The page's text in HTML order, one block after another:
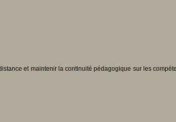
et maintenir la continuité pédagogique sur les